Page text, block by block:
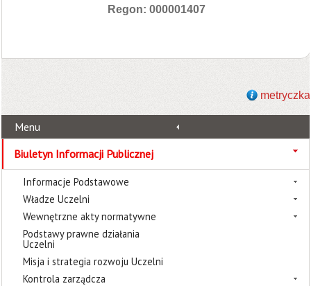
Regon: 000001407
metryczka
Menu
Biuletyn Informacji Publicznej
Informacje Podstawowe
Władze Uczelni
Wewnętrzne akty normatywne
Podstawy prawne działania
Uczelni
Misja i strategia rozwoju Uczelni
Kontrola zarządcza